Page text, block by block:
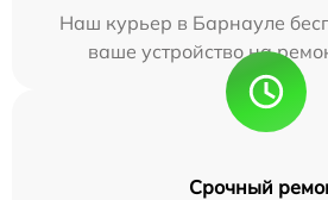
Наш курьер в Барнауле
ваше устройство на
Срочный